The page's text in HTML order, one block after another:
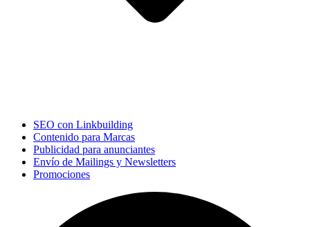
SEO con Linkbuilding
Contenido para Marcas
Publicidad para anunciantes
Envío de Mailings y Newsletters
Promociones